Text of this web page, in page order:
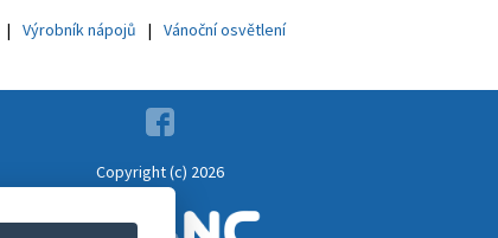
Výrobník nápojů Vánoční osvětlení
Copyright (c) 2026